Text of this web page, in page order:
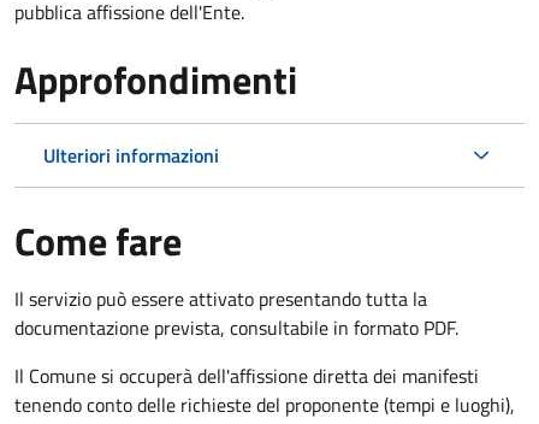
pubblica affissione dell'Ente.
Approfondimenti
Ulteriori informazioni
Come fare
Il servizio può essere attivato presentando tutta la
documentazione prevista, consultabile in formato PDF.
Il Comune si occuperà dell'affissione diretta dei manifesti
tenendo conto delle richieste del proponente (tempi e luoghi),